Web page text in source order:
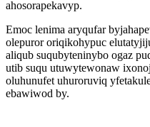
ahosorapekavyp.
Emoc lenima aryqufar
olepuror oriqikohypuc
aliqub suqubyteninybo ogaz
utib suqu utuwytewonaw
oluhunufet uhuroruviq
ebawiwod by.